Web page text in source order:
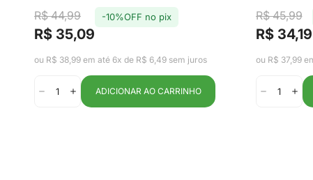
com Tampa em Aço
Inox 2,2L -
Fracalanza
Preço
de
R$ 35,09
Preço
regular
R$ 44,99 -10%OFF no pix
ou R$ 38,99 em até 6x de R$ 6,49 sem juros
ADICIONAR AO CARRINHO
Preço
de
R$ 34,19
Preço
regular
R$ 45,99
ou R$ 37,99